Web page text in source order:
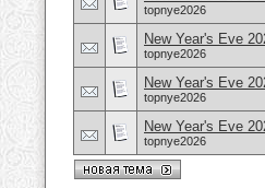
topnye2026
New Year's Eve
topnye2026
New Year's Eve
topnye2026
New Year's Eve
topnye2026